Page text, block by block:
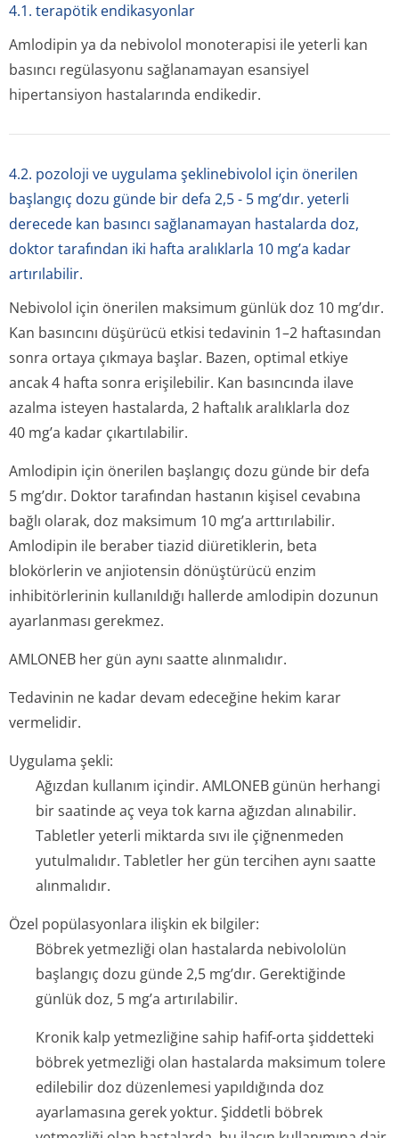
4.1. terapötik endikasyonlar
Amlodipin ya da nebivolol monoterapisi ile yeterli kan
basıncı regülasyonu sağlanamayan esansiyel
hipertansiyon hastalarında endikedir.
4.2. pozoloji ve uygulama şeklinebivolol için önerilen
başlangıç dozu günde bir defa 2,5 - 5 mg’dır. yeterli
derecede kan basıncı sağlanamayan hastalarda doz,
doktor tarafından iki hafta aralıklarla 10 mg’a kadar
artırılabilir.
Nebivolol için önerilen maksimum günlük doz 10 mg’dır.
Kan basıncını düşürücü etkisi tedavinin 1–2 haftasından
sonra ortaya çıkmaya başlar. Bazen, optimal etkiye
ancak 4 hafta sonra erişilebilir. Kan basıncında ilave
azalma isteyen hastalarda, 2 haftalık aralıklarla doz
40 mg’a kadar çıkartılabilir.
Amlodipin için önerilen başlangıç dozu günde bir defa
5 mg’dır. Doktor tarafından hastanın kişisel cevabına
bağlı olarak, doz maksimum 10 mg’a arttırılabilir.
Amlodipin ile beraber tiazid diüretiklerin, beta
blokörlerin ve anjiotensin dönüştürücü enzim
inhibitörlerinin kullanıldığı hallerde amlodipin dozunun
ayarlanması gerekmez.
AMLONEB her gün aynı saatte alınmalıdır.
Tedavinin ne kadar devam edeceğine hekim karar
vermelidir.
Uygulama şekli:
Ağızdan kullanım içindir. AMLONEB günün herhangi
bir saatinde aç veya tok karna ağızdan alınabilir.
Tabletler yeterli miktarda sıvı ile çiğnenmeden
yutulmalıdır. Tabletler her gün tercihen aynı saatte
alınmalıdır.
Özel popülasyonlara ilişkin ek bilgiler:
Böbrek yetmezliği olan hastalarda nebivololün
başlangıç dozu günde 2,5 mg’dır. Gerektiğinde
günlük doz, 5 mg’a artırılabilir.
Kronik kalp yetmezliğine sahip hafif-orta şiddetteki
böbrek yetmezliği olan hastalarda maksimum tolere
edilebilir doz düzenlemesi yapıldığında doz
ayarlamasına gerek yoktur. Şiddetli böbrek